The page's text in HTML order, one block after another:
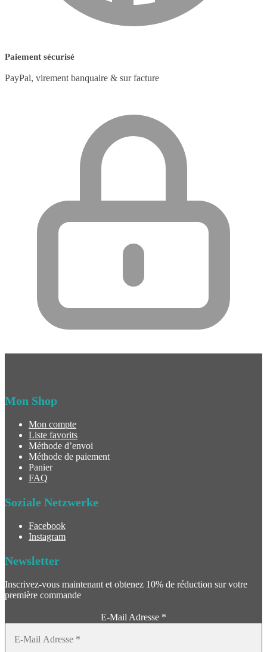
Paiement sécurisé
PayPal, virement banquaire & sur facture
Mon Shop
Mon compte
Liste favorits
Méthode d’envoi
Méthode de paiement
Panier
FAQ
Soziale Netzwerke
Facebook
Instagram
Newsletter
Inscrivez-vous maintenant et obtenez 10% de réduction sur votre
première commande
E-Mail Adresse *